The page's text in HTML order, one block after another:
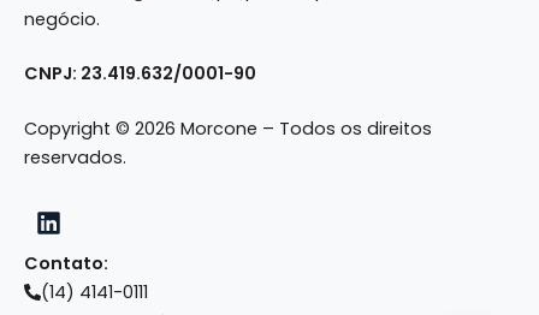
negócio.
CNPJ: 23.419.632/0001-90
Copyright © 2026 Morcone – Todos os direitos
reservados.
Contato:
(14) 4141-0111